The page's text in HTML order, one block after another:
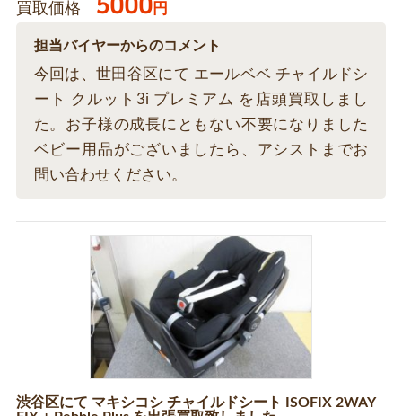
買取価格 5000円
担当バイヤーからのコメント
今回は、世田谷区にて エールベベ チャイルドシ
ート クルット3i プレミアム を店頭買取しまし
た。お子様の成長にともない不要になりました
ベビー用品がございましたら、アシストまでお
問い合わせください。
渋谷区にて マキシコシ チャイルドシート ISOFIX 2WAY